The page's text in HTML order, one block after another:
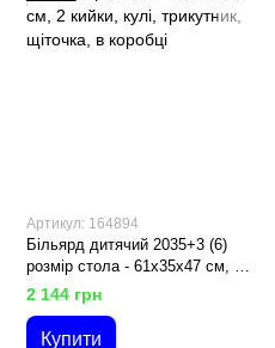
Артикул: 164894
Більярд дитячий 2035+3 (6)
розмір стола - 61х35х47 см, 2
кийки, кулі, трикутник, щіточка,
в коробці
2 144 грн
Купити